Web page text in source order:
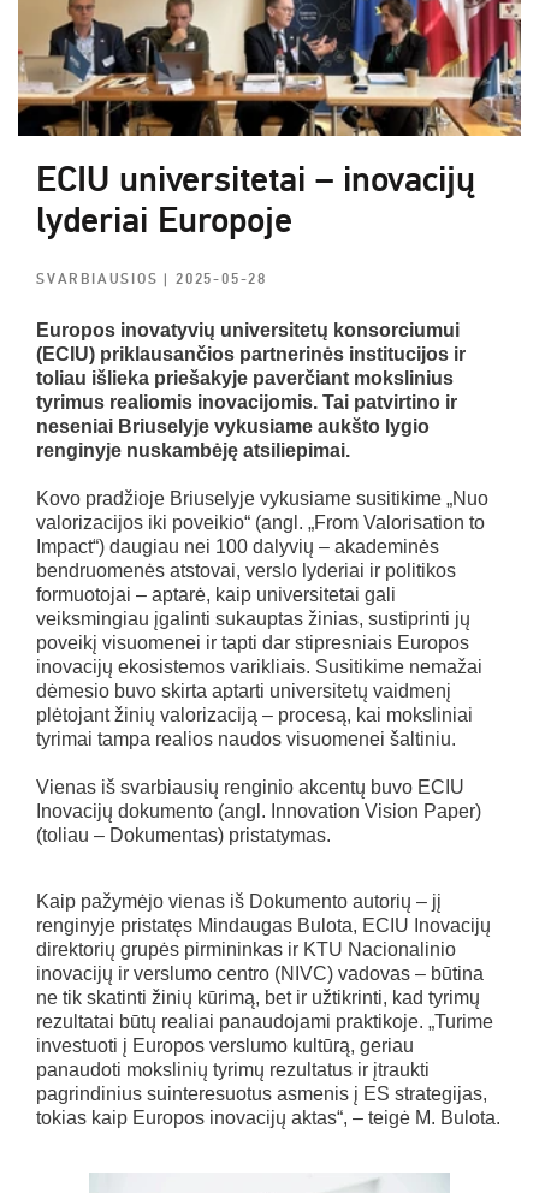
ECIU universitetai – inovacijų
lyderiai Europoje
SVARBIAUSIOS| 2025-05-28
Europos inovatyvių universitetų konsorciumui
(ECIU) priklausančios partnerinės institucijos ir
toliau išlieka priešakyje paverčiant mokslinius
tyrimus realiomis inovacijomis. Tai patvirtino ir
neseniai Briuselyje vykusiame aukšto lygio
renginyje nuskambėję atsiliepimai.
Kovo pradžioje Briuselyje vykusiame susitikime „Nuo
valorizacijos iki poveikio“ (angl. „From Valorisation to
Impact“) daugiau nei 100 dalyvių – akademinės
bendruomenės atstovai, verslo lyderiai ir politikos
formuotojai – aptarė, kaip universitetai gali
veiksmingiau įgalinti sukauptas žinias, sustiprinti jų
poveikį visuomenei ir tapti dar stipresniais Europos
inovacijų ekosistemos varikliais. Susitikime nemažai
dėmesio buvo skirta aptarti universitetų vaidmenį
plėtojant žinių valorizaciją – procesą, kai moksliniai
tyrimai tampa realios naudos visuomenei šaltiniu.
Vienas iš svarbiausių renginio akcentų buvo ECIU
Inovacijų dokumento (angl. Innovation Vision Paper)
(toliau – Dokumentas) pristatymas.
Kaip pažymėjo vienas iš Dokumento autorių – jį
renginyje pristatęs Mindaugas Bulota, ECIU Inovacijų
direktorių grupės pirmininkas ir KTU Nacionalinio
inovacijų ir verslumo centro (NIVC) vadovas – būtina
ne tik skatinti žinių kūrimą, bet ir užtikrinti, kad tyrimų
rezultatai būtų realiai panaudojami praktikoje. „Turime
investuoti į Europos verslumo kultūrą, geriau
panaudoti mokslinių tyrimų rezultatus ir įtraukti
pagrindinius suinteresuotus asmenis į ES strategijas,
tokias kaip Europos inovacijų aktas“, – teigė M. Bulota.